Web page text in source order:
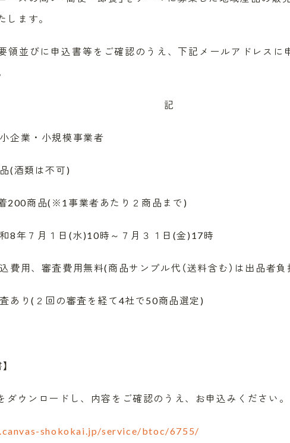
します。
領並びに申込書等をご確認のうえ、下記メールアドレスに
業・小規模事業者
(酒類は不可)
200商品(※1事業者あたり２商品まで)
年７月１日(水)10時～７月３１日(金)17時
用、審査費用無料(商品サンプル代（送料含む）は出品者負
(２回の審査を経て4社で50商品選定)
ダウンロードし、内容をご確認のうえ、お申込みください。
shokokai.jp/service/btoc/6755/